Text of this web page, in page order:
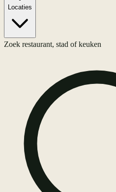
Locaties
Zoek restaurant, stad of keuken